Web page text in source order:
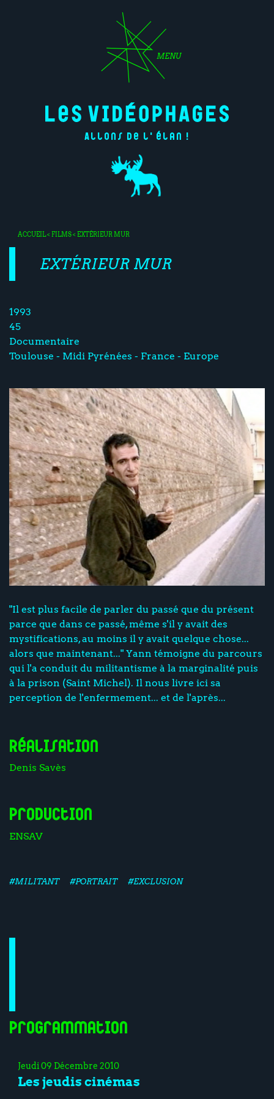
MENU
Allons de l'élan !
ACCUEIL< FILMS< EXTÉRIEUR MUR
EXTÉRIEUR MUR
1993
45
Documentaire
Toulouse - Midi Pyrénées - France - Europe
"Il est plus facile de parler du passé que du présent
parce que dans ce passé, même s'il y avait des
mystifications, au moins il y avait quelque chose...
alors que maintenant..." Yann témoigne du parcours
qui l'a conduit du militantisme à la marginalité puis
à la prison (Saint Michel). Il nous livre ici sa
perception de l'enfermement... et de l'après...
Réalisation
Denis Savès
Production
ENSAV
#MILITANT #PORTRAIT #EXCLUSION
Programmation
Jeudi 09 Décembre 2010
Les jeudis cinémas